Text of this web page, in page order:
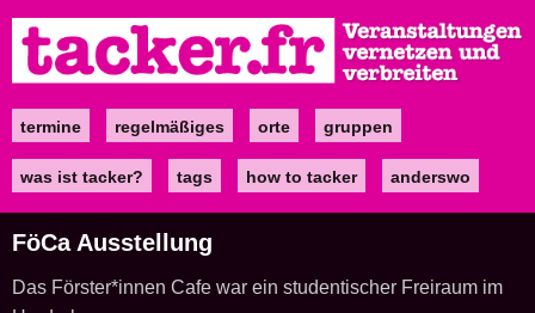
zum
Inhalt
Maintermine regelmäßiges orte gruppen
was ist tacker? tags how to tacker anderswo
FöCa Ausstellung
Das Förster*innen Cafe war ein studentischer Freiraum im